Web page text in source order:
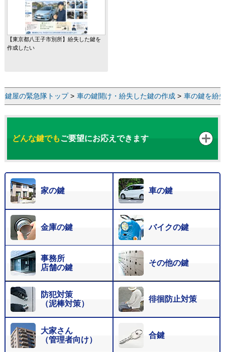
【東京都八王子市別所】紛失した鍵を
作成したい
鍵屋の緊急隊トップ> 車の鍵開け・紛失した鍵の作成 > 車の鍵を紛
どんな鍵でもご要望にお応えできます
家の鍵 車の鍵
金庫の鍵 バイクの鍵
事務所
店舗の鍵
その他の鍵
防犯対策
（泥棒対策）
徘徊防止対策
大家さん
（管理者向け）
合鍵